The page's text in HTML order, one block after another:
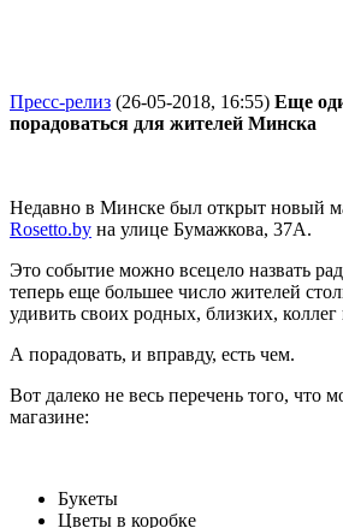
Пресс-релиз (26-05-2018, 16:55) Еще
порадоваться для жителей Минска
Недавно в Минске был открыт новый
Rosetto.by на улице Бумажкова, 37А.
Это событие можно всецело назвать
теперь еще большее число жителей
удивить своих родных, близких, коллег
А порадовать, и вправду, есть чем.
Вот далеко не весь перечень того, что
магазине:
Букеты
Цветы в коробке